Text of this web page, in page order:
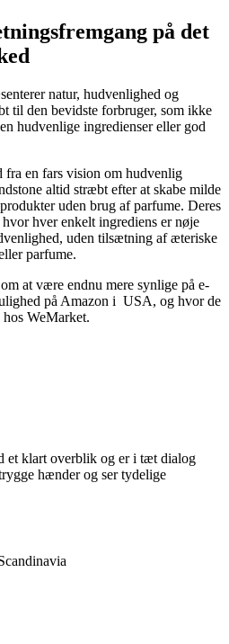
på det
natur, hudvenlighed og
til den bevidste forbruger, som ikke
hudvenlige ingredienser eller god
fra en fars vision om hudvenlig
altid stræbt efter at skabe milde
uden brug af parfume. Deres
hver enkelt ingrediens er nøje
uden tilsætning af æteriske
parfume.
at være endnu mere synlige på e-
på Amazon i USA, og hvor de
WeMarket.
et klart overblik og er i tæt dialog
hænder og ser tydelige